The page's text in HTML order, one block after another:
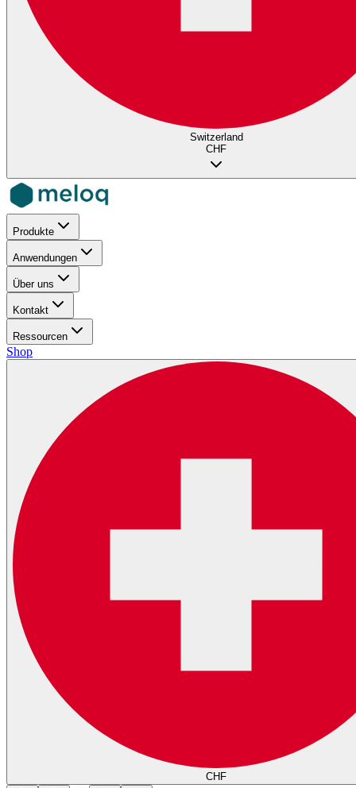
Switzerland
CHF
Produkte
Anwendungen
Über uns
Kontakt
Ressourcen
Shop
CHF